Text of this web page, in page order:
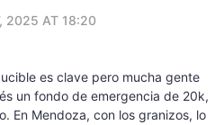
2025 AT 18:20
es clave pero mucha gente
un fondo de emergencia de 20k,
En Mendoza, con los granizos, lo